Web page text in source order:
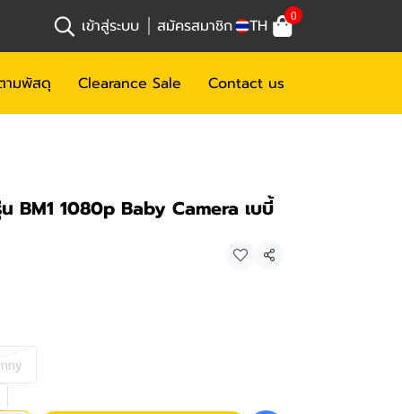
เข้าสู่ระบบ สมัครสมาชิก TH 0
ามพัสดุ Clearance Sale Contact us
BM1 1080p Baby Camera เบบี้
แชร์